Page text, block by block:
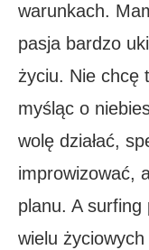
warunkach.
pasja bardzo
życiu. Nie chcę
myśląc o
wolę działać,
improwizować,
planu. A surfing
wielu